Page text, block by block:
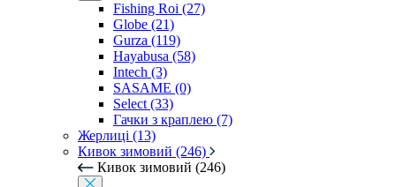
Fishing Roi (27)
Globe (21)
Gurza (119)
Hayabusa (58)
Intech (3)
SASAME (0)
Select (33)
Гачки з краплею (7)
Жерлиці (13)
Кивок зимовий (246)
Кивок зимовий (246)